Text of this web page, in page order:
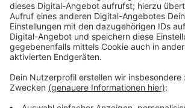
Zeit mit der Telekom Vorkehrungen
Anzeige